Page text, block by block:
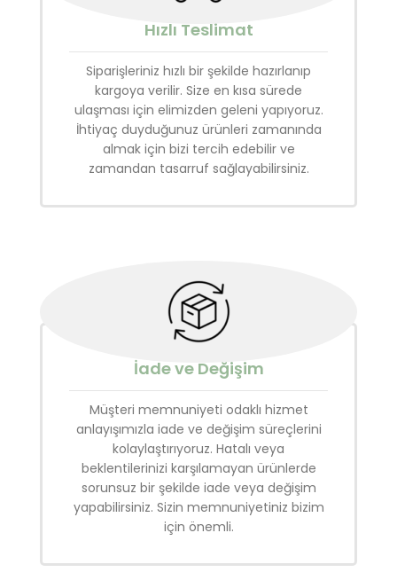
Hızlı Teslimat
Siparişleriniz hızlı bir şekilde hazırlanıp
kargoya verilir. Size en kısa sürede
ulaşması için elimizden geleni yapıyoruz.
İhtiyaç duyduğunuz ürünleri zamanında
almak için bizi tercih edebilir ve
zamandan tasarruf sağlayabilirsiniz.
İade ve Değişim
Müşteri memnuniyeti odaklı hizmet
anlayışımızla iade ve değişim süreçlerini
kolaylaştırıyoruz. Hatalı veya
beklentilerinizi karşılamayan ürünlerde
sorunsuz bir şekilde iade veya değişim
yapabilirsiniz. Sizin memnuniyetiniz bizim
için önemli.